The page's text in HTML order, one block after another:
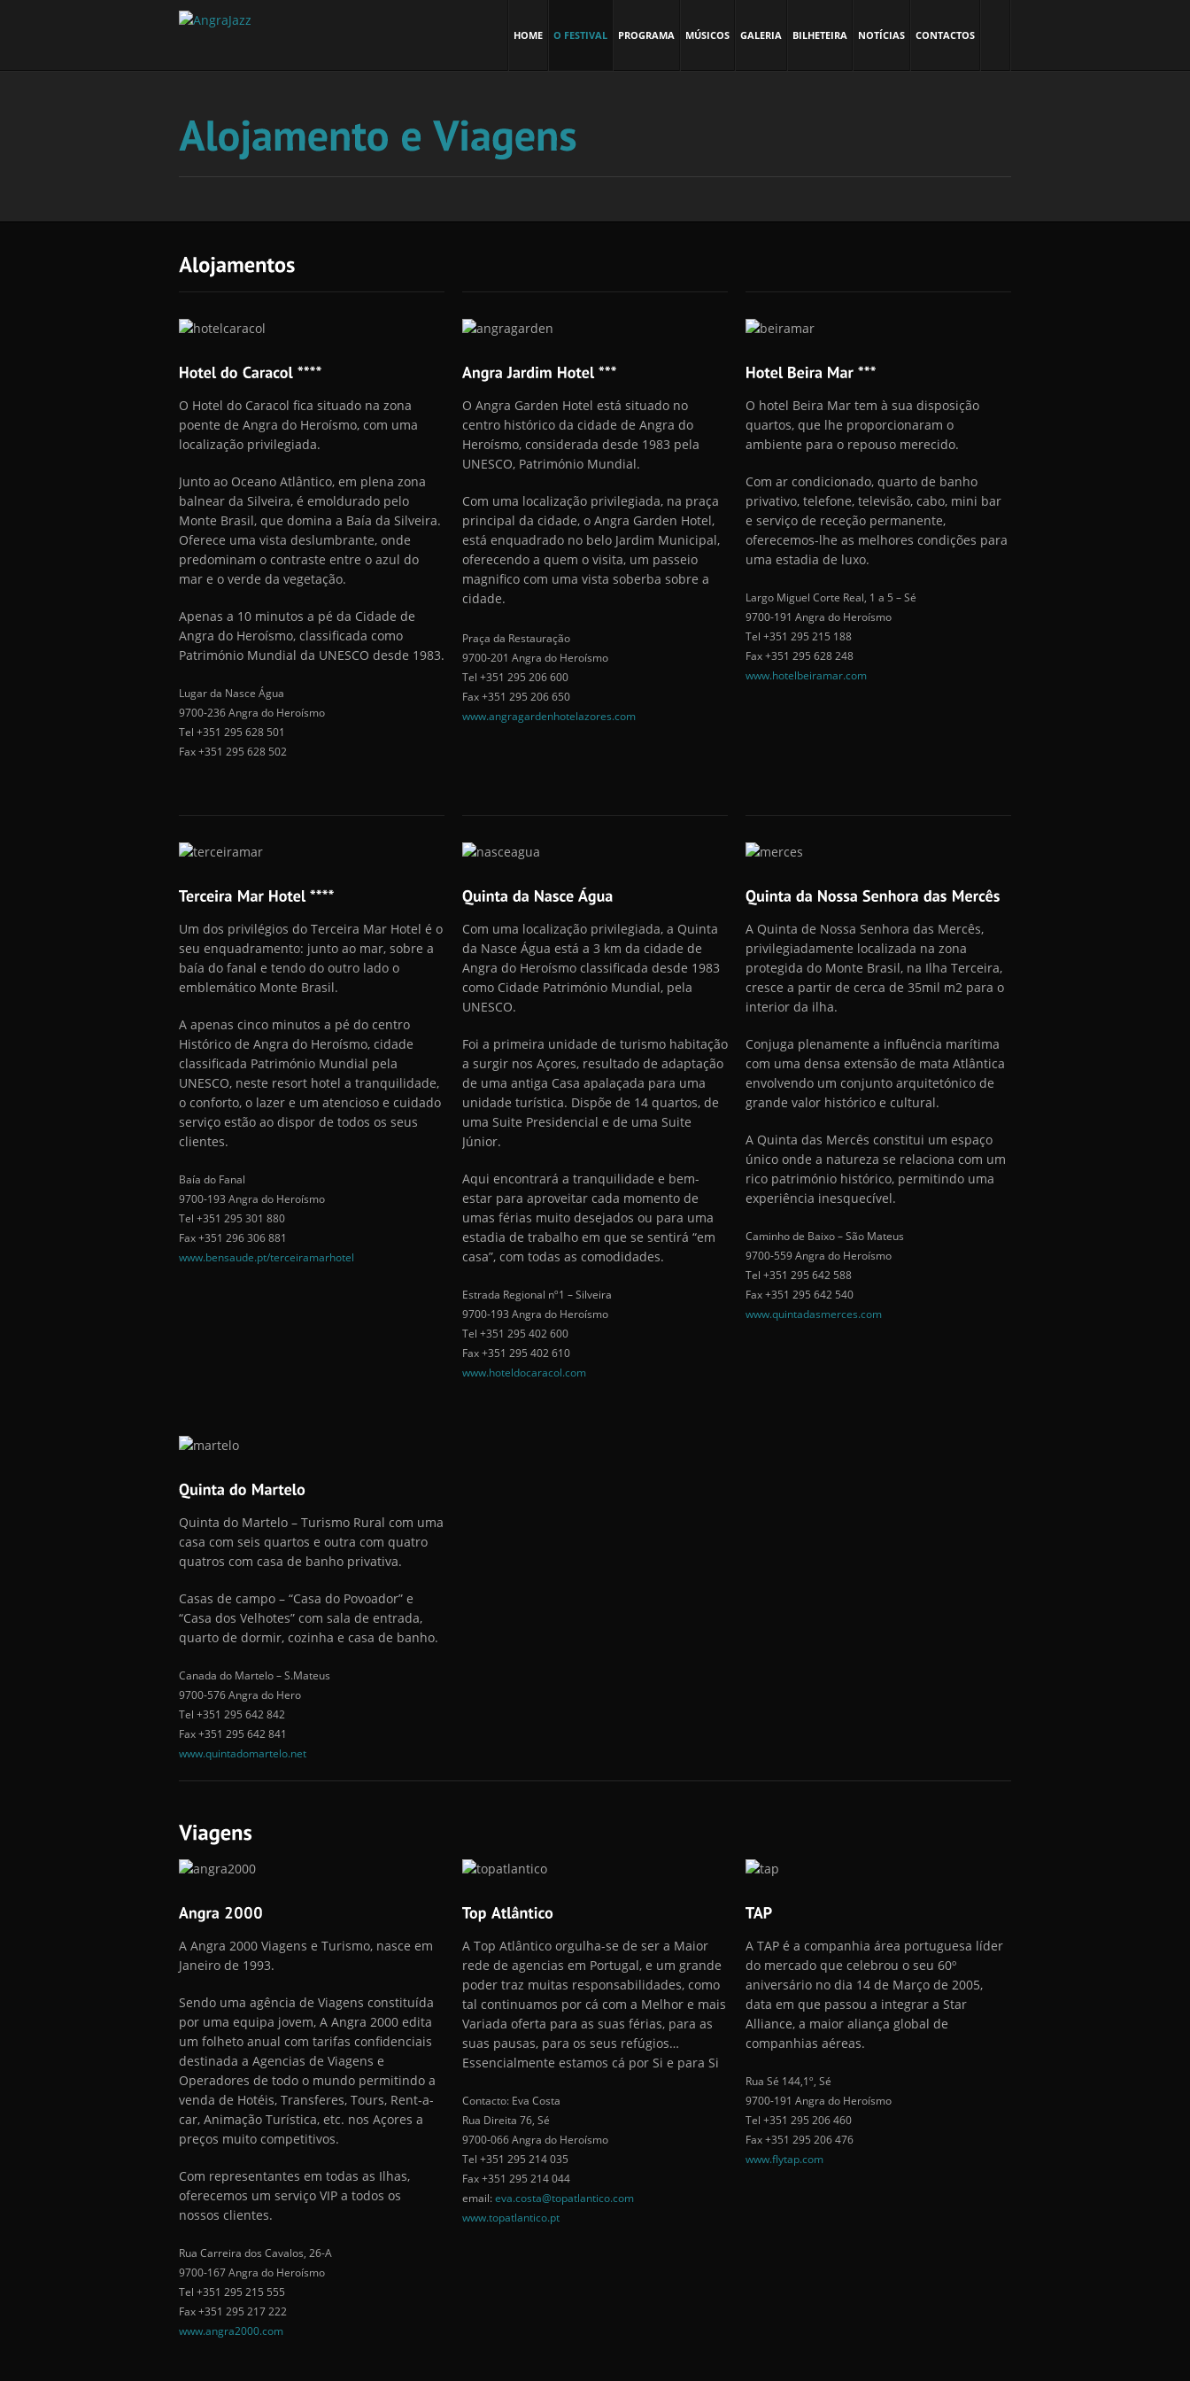
HOME O FESTIVAL PROGRAMA MÚSICOS GALERIA BILHETEIRA NOTÍCIAS CONTACTOS
O Hotel do Caracol fica situado na zona
poente de Angra do Heroísmo, com uma
localização privilegiada.
Junto ao Oceano Atlântico, em plena zona
balnear da Silveira, é emoldurado pelo
Monte Brasil, que domina a Baía da Silveira.
Oferece uma vista deslumbrante, onde
predominam o contraste entre o azul do
mar e o verde da vegetação.
Apenas a 10 minutos a pé da Cidade de
Angra do Heroísmo, classificada como
Património Mundial da UNESCO desde 1983.
Lugar da Nasce Água
9700-236 Angra do Heroísmo
Tel +351 295 628 501
Fax +351 295 628 502
O Angra Garden Hotel está situado no
centro histórico da cidade de Angra do
Heroísmo, considerada desde 1983 pela
UNESCO, Património Mundial.
Com uma localização privilegiada, na praça
principal da cidade, o Angra Garden Hotel,
está enquadrado no belo Jardim Municipal,
oferecendo a quem o visita, um passeio
magnifico com uma vista soberba sobre a
cidade.
Praça da Restauração
9700-201 Angra do Heroísmo
Tel +351 295 206 600
Fax +351 295 206 650
www.angragardenhotelazores.com
O hotel Beira Mar tem à sua disposição
quartos, que lhe proporcionaram o
ambiente para o repouso merecido.
Com ar condicionado, quarto de banho
privativo, telefone, televisão, cabo, mini bar
e serviço de receção permanente,
oferecemos-lhe as melhores condições para
uma estadia de luxo.
Largo Miguel Corte Real, 1 a 5 – Sé
9700-191 Angra do Heroísmo
Tel +351 295 215 188
Fax +351 295 628 248
www.hotelbeiramar.com
Um dos privilégios do Terceira Mar Hotel é o
seu enquadramento: junto ao mar, sobre a
baía do fanal e tendo do outro lado o
emblemático Monte Brasil.
A apenas cinco minutos a pé do centro
Histórico de Angra do Heroísmo, cidade
classificada Património Mundial pela
UNESCO, neste resort hotel a tranquilidade,
o conforto, o lazer e um atencioso e cuidado
serviço estão ao dispor de todos os seus
clientes.
Baía do Fanal
9700-193 Angra do Heroísmo
Tel +351 295 301 880
Fax +351 296 306 881
www.bensaude.pt/terceiramarhotel
Com uma localização privilegiada, a Quinta
da Nasce Água está a 3 km da cidade de
Angra do Heroísmo classificada desde 1983
como Cidade Património Mundial, pela
UNESCO.
Foi a primeira unidade de turismo habitação
a surgir nos Açores, resultado de adaptação
de uma antiga Casa apalaçada para uma
unidade turística. Dispõe de 14 quartos, de
uma Suite Presidencial e de uma Suite
Júnior.
Aqui encontrará a tranquilidade e bem-
estar para aproveitar cada momento de
umas férias muito desejados ou para uma
estadia de trabalho em que se sentirá “em
casa”, com todas as comodidades.
Estrada Regional nº1 – Silveira
9700-193 Angra do Heroísmo
Tel +351 295 402 600
Fax +351 295 402 610
www.hoteldocaracol.com
A Quinta de Nossa Senhora das Mercês,
privilegiadamente localizada na zona
protegida do Monte Brasil, na Ilha Terceira,
cresce a partir de cerca de 35mil m2 para o
interior da ilha.
Conjuga plenamente a influência marítima
com uma densa extensão de mata Atlântica
envolvendo um conjunto arquitetónico de
grande valor histórico e cultural.
A Quinta das Mercês constitui um espaço
único onde a natureza se relaciona com um
rico património histórico, permitindo uma
experiência inesquecível.
Caminho de Baixo – São Mateus
9700-559 Angra do Heroísmo
Tel +351 295 642 588
Fax +351 295 642 540
www.quintadasmerces.com
Quinta do Martelo – Turismo Rural com uma
casa com seis quartos e outra com quatro
quatros com casa de banho privativa.
Casas de campo – “Casa do Povoador” e
“Casa dos Velhotes” com sala de entrada,
quarto de dormir, cozinha e casa de banho.
Canada do Martelo – S.Mateus
9700-576 Angra do Hero
Tel +351 295 642 842
Fax +351 295 642 841
www.quintadomartelo.net
A Angra 2000 Viagens e Turismo, nasce em
Janeiro de 1993.
Sendo uma agência de Viagens constituída
por uma equipa jovem, A Angra 2000 edita
um folheto anual com tarifas confidenciais
destinada a Agencias de Viagens e
Operadores de todo o mundo permitindo a
venda de Hotéis, Transferes, Tours, Rent-a-
car, Animação Turística, etc. nos Açores a
preços muito competitivos.
Com representantes em todas as Ilhas,
oferecemos um serviço VIP a todos os
nossos clientes.
Rua Carreira dos Cavalos, 26-A
9700-167 Angra do Heroísmo
Tel +351 295 215 555
Fax +351 295 217 222
www.angra2000.com
A Top Atlântico orgulha-se de ser a Maior
rede de agencias em Portugal, e um grande
poder traz muitas responsabilidades, como
tal continuamos por cá com a Melhor e mais
Variada oferta para as suas férias, para as
suas pausas, para os seus refúgios…
Essencialmente estamos cá por Si e para Si
Contacto: Eva Costa
Rua Direita 76, Sé
9700-066 Angra do Heroísmo
Tel +351 295 214 035
Fax +351 295 214 044
email:eva.costa@topatlantico.com
www.topatlantico.pt
A TAP é a companhia área portuguesa líder
do mercado que celebrou o seu 60º
aniversário no dia 14 de Março de 2005,
data em que passou a integrar a Star
Alliance, a maior aliança global de
companhias aéreas.
Rua Sé 144,1º, Sé
9700-191 Angra do Heroísmo
Tel +351 295 206 460
Fax +351 295 206 476
www.flytap.com